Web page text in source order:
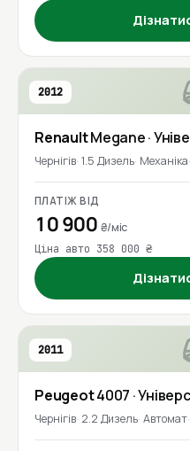
2012
RenaultMegane·
Чернігів 1.5 Дизель Механіка
ПЛАТІЖ ВІД
10 900 ₴/міс
Ціна авто 358 000 ₴
2011
Peugeot4007 ·
Чернігів 2.2 Дизель Автомат